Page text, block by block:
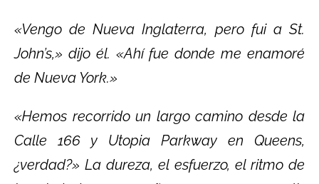
«Vengo de Nueva Inglaterra, pero fui a St.
John’s,» dijo él. «Ahí fue donde me enamoré
de Nueva York.»
«Hemos recorrido un largo camino desde la
Calle 166 y Utopia Parkway en Queens,
¿verdad?» La dureza, el esfuerzo, el ritmo de